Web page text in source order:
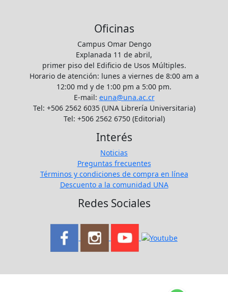
Oficinas
Campus Omar Dengo
Explanada 11 de abril,
primer piso del Edificio de Usos Múltiples.
Horario de atención: lunes a viernes de 8:00 am a
12:00 md y de 1:00 pm a 5:00 pm.
E-mail: euna@una.ac.cr
Tel: +506 2562 6035 (UNA Librería Universitaria)
Tel: +506 2562 6750 (Editorial)
Interés
Noticias
Preguntas frecuentes
Términos y condiciones de compra en línea
Descuento a la comunidad UNA
Redes Sociales